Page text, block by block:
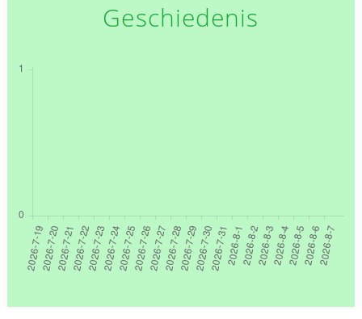
Geschiedenis